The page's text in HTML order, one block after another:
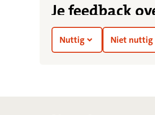
Je feedback
Nuttig Niet nuttig